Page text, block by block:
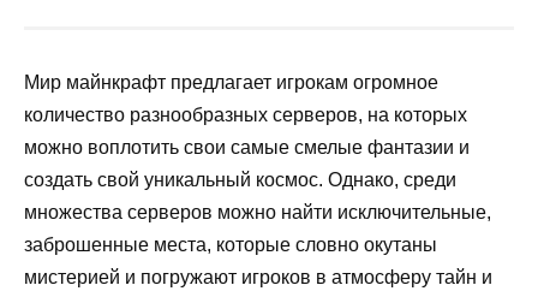
Мир майнкрафт предлагает игрокам огромное
количество разнообразных серверов, на которых
можно воплотить свои самые смелые фантазии и
создать свой уникальный космос. Однако, среди
множества серверов можно найти исключительные,
заброшенные места, которые словно окутаны
мистерией и погружают игроков в атмосферу тайн и